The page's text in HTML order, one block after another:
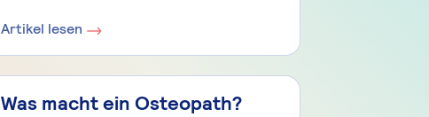
Artikel lesen
Was macht ein Osteopath?